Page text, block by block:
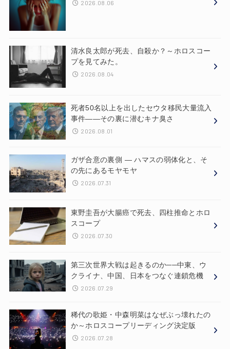
2026.08.06
清水良太郎が死去、自殺か？～ホロスコー
プを見てみた。
2026.08.04
死者50名以上を出したセウタ移民大量流入
事件——その裏に潜むキナ臭さ
2026.08.01
ガザ合意の裏側 ― ハマスの弱体化と、そ
の先にあるモヤモヤ
2026.07.31
東野圭吾が大腸癌で死去、四柱推命とホロ
スコープ
2026.07.30
第三次世界大戦は起きるのか──中東、ウ
クライナ、中国、日本をつなぐ連鎖危機
2026.07.29
稀代の歌姫・中森明菜はなぜぶっ壊れたの
か～ホロスコープリーディング決定版
2026.07.28